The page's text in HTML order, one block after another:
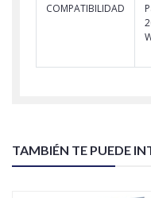
COMPATIBILIDAD
TAMBIÉN TE PUEDE